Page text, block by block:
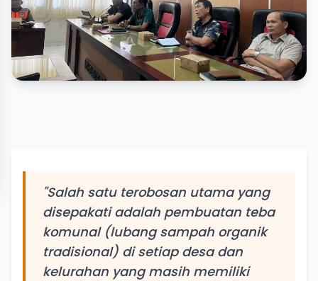
"Salah satu terobosan utama yang
disepakati adalah pembuatan teba
komunal (lubang sampah organik
tradisional) di setiap desa dan
kelurahan yang masih memiliki